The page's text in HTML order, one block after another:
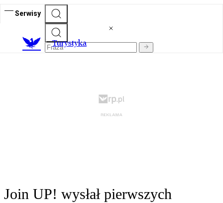
Serwisy
Turystyka
Join UP! wysłał pierwszych